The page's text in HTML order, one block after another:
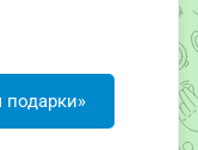
подарки»